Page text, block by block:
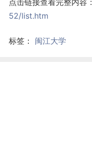
点击链接查看完整内容：
52/list.htm
标签： 闽江大学